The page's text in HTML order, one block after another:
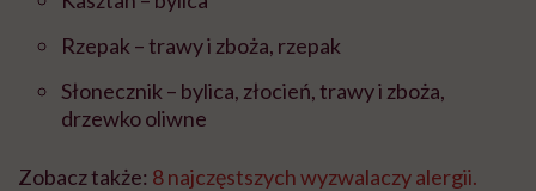
Rzepak – trawy i zboża, rzepak
Słonecznik – bylica, złocień, trawy i zboża,
drzewko oliwne
Zobacz także: 8 najczęstszych wyzwalaczy alergii.